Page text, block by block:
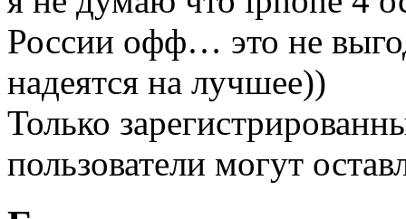
России офф… это не
надеятся на лучшее))
Только
пользователи могут